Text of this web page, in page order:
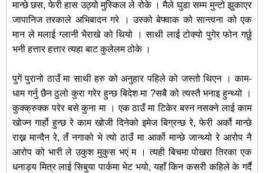
मान्छे छस, फेरी हास उठ्यो मुस्किल ले रोके । मैले घुडा सम्म मुन्टो झुकाएर
जापानिज तरकाले अभिबादन गरे । उस्को बेफ्वाक को सान्त्वना को एक
मान ले मलाई ग्लानी भैराखे को थियो । साथी लाई टोक्यो पुगेर फोन गर्छु
भनी हत्तार हत्तार त्यहा बाट कुलेलम ठोके ।
पुगें पुरानो ठाउँ मा साथी हरु को अनुहार पहिले को जस्तो थिएन । काम-
धाम गर्नु छैन ठुलो कुरा गरेर हुन्छ बिदेश मा ?सबै को त्यस्तै भनाइ हुन्थ्यो ।
कुक्क्रुक्क परेर बसे कुना मा । एक ठाउँ मा टिकेर बस्न नसक्ने लाई काम
खोज्न गार्हो हुन्छ रे काम खोजी दिनेको इमेज बिग्रन्छ रे, फेरी अर्को मान्छे
राख्न मान्दैन रे, तँ नगाको भे त्यो ठाउँ मा आर्को मान्छे जान्थ्यो रे आरोप नै
आरोप को भारी ले उकुश मुकुस भएं म । त्यही बिचमा पोखरा तिरका एक
धनाड्य मित्र लाई सिबुया पार्कमा भेट भयो, यहाँ किन कसरी कहिले के गर्दै